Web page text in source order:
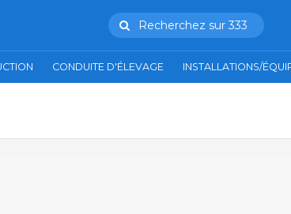
Recherchez sur 333
CONDUITE D'ÉLEVAGE INSTALLATIONS/